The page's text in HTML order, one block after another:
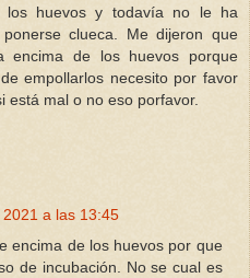
los huevos y todavía no le ha
clueca. Me dijeron que
encima de los huevos porque
empollarlos necesito por favor
está mal o no eso porfavor.
a las 13:45
encima de los huevos por que
de incubación. No se cual es